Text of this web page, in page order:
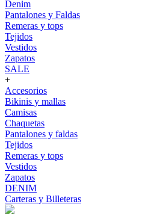
Denim
Pantalones y Faldas
Remeras y tops
Tejidos
Vestidos
Zapatos
SALE
+
Accesorios
Bikinis y mallas
Camisas
Chaquetas
Pantalones y faldas
Tejidos
Remeras y tops
Vestidos
Zapatos
DENIM
Carteras y Billeteras